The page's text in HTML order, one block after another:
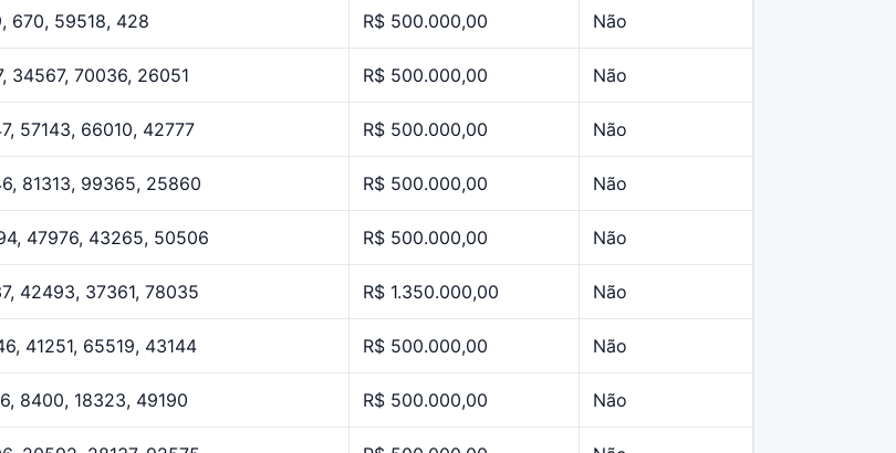
670, 59518, 428 R$ 500.000,00 Não
34567, 70036, 26051 R$ 500.000,00 Não
57143, 66010, 42777 R$ 500.000,00 Não
81313, 99365, 25860 R$ 500.000,00 Não
47976, 43265, 50506 R$ 500.000,00 Não
42493, 37361, 78035 R$ 1.350.000,00 Não
41251, 65519, 43144 R$ 500.000,00 Não
8400, 18323, 49190 R$ 500.000,00 Não